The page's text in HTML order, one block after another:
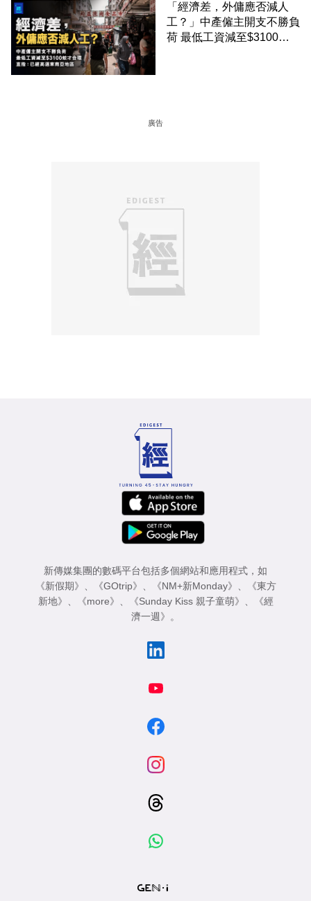
「經濟差，外傭應否減人
工？」中產僱主開支不勝負
荷 最低工資減至$3100蚊
廣告
新傳媒集團的數碼平台包括多個網站和應用程式，如
《新假期》
《GOtrip》 《NM+新Monday》
《東方
新地》
《more》 《Sunday Kiss 親子童萌》
《經
濟一週》
。